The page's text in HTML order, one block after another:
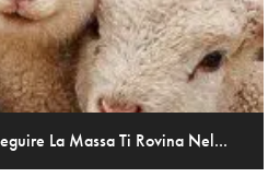
La Massa Ti Rovina Nel...